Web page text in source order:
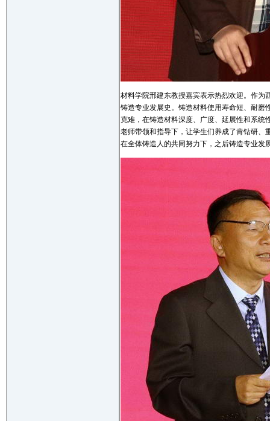
材料学院邢建东教授嘉宾表示热烈欢迎。作为
铸造专业发展史。铸造材料使用寿命短、耐磨
克难，在铸造材料深度、广度、延展性和系统
老师带领和指导下，让学生们养成了肯钻研、
在全体铸造人的共同努力下，之后铸造专业发